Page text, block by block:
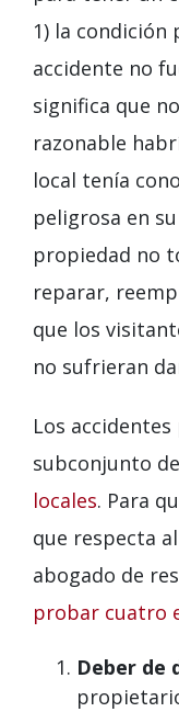
1) la condición
accidente no
significa que
razonable
local tenía
peligrosa en
propiedad no
reparar,
que los
no sufrieran
Los
subconjunto
locales. Para
que respecta
abogado de
probar cuatro
Deber de